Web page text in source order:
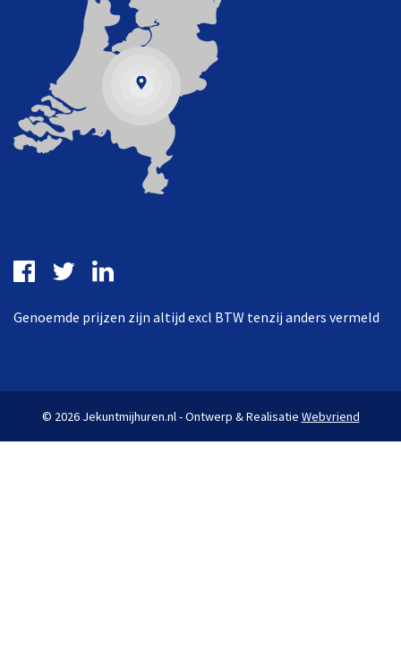
Genoemde prijzen zijn altijd excl BTW tenzij anders vermeld
© 2026 Jekuntmijhuren.nl - Ontwerp & Realisatie Webvriend